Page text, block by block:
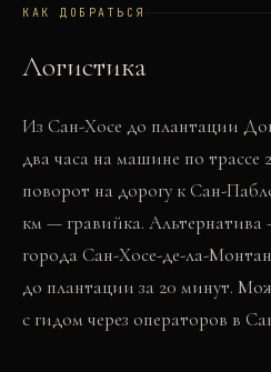
КАК ДОБРАТЬСЯ
Логистика
Из Сан-Хосе до плантации
два часа на машине по трассе
поворот на дорогу к Сан-
км — гравийка.
города Сан-Хосе-де-ла-
до плантации за 20 минут.
с гидом через операторов в